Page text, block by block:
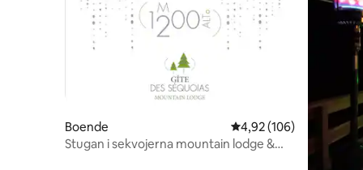
Boende 4,92 av 5 i
4,92 (106)
Stugan i sekvojerna mountain lodge &